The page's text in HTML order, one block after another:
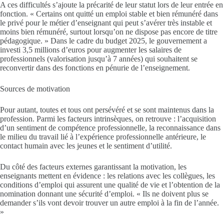
A ces difficultés s’ajoute la précarité de leur statut lors de leur entrée en
fonction. « Certains ont quitté un emploi stable et bien rémunéré dans
le privé pour le métier d’enseignant qui peut s’avérer très instable et
moins bien rémunéré, surtout lorsqu’on ne dispose pas encore de titre
pédagogique. » Dans le cadre du budget 2025, le gouvernement a
investi 3,5 millions d’euros pour augmenter les salaires de
professionnels (valorisation jusqu’à 7 années) qui souhaitent se
reconvertir dans des fonctions en pénurie de l’enseignement.
Sources de motivation
Pour autant, toutes et tous ont persévéré et se sont maintenus dans la
profession. Parmi les facteurs intrinsèques, on retrouve : l’acquisition
d’un sentiment de compétence professionnelle, la reconnaissance dans
le milieu du travail lié à l’expérience professionnelle antérieure, le
contact humain avec les jeunes et le sentiment d’utilité.
Du côté des facteurs externes garantissant la motivation, les
enseignants mettent en évidence : les relations avec les collègues, les
conditions d’emploi qui assurent une qualité de vie et l’obtention de la
nomination donnant une sécurité d’emploi. « Ils ne doivent plus se
demander s’ils vont devoir trouver un autre emploi à la fin de l’année.
»